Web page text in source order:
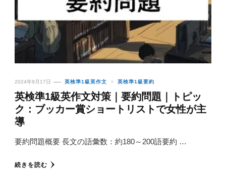
2024年9月17日 英検準1級英作文 英検準1級要約
英検準1級英作文対策｜要約問題｜トピッ
ク：ブッカー賞ショートリストで女性が主
導
要約問題概要 長文の語彙数：約180～200語要約 …
続きを読む